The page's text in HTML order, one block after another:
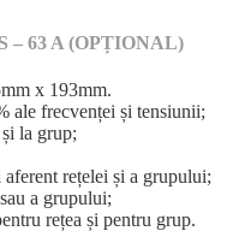
– 63 A (OPȚIONAL)
x 193mm.
ale frecvenței și tensiunii;
la grup;
rețelei și a grupului;
a grupului;
rețea și pentru grup.